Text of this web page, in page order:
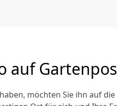
auf
möchten Sie ihn auf